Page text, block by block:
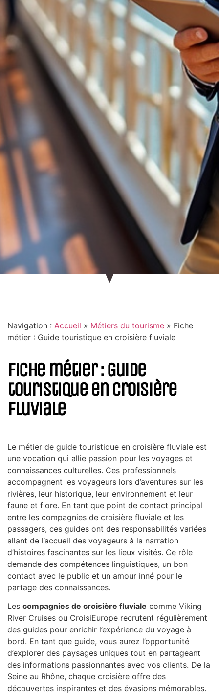
Navigation : Accueil » Métiers du tourisme » Fiche
métier : Guide touristique en croisière fluviale
Fiche métier : Guide
touristique en croisière
fluviale
Le métier de guide touristique en croisière fluviale est
une vocation qui allie passion pour les voyages et
connaissances culturelles. Ces professionnels
accompagnent les voyageurs lors d’aventures sur les
rivières, leur historique, leur environnement et leur
faune et flore. En tant que point de contact principal
entre les compagnies de croisière fluviale et les
passagers, ces guides ont des responsabilités variées
allant de l’accueil des voyageurs à la narration
d’histoires fascinantes sur les lieux visités. Ce rôle
demande des compétences linguistiques, un bon
contact avec le public et un amour inné pour le
partage des connaissances.
Les compagnies de croisière fluviale comme Viking
River Cruises ou CroisiEurope recrutent régulièrement
des guides pour enrichir l’expérience du voyage à
bord. En tant que guide, vous aurez l’opportunité
d’explorer des paysages uniques tout en partageant
des informations passionnantes avec vos clients. De la
Seine au Rhône, chaque croisière offre des
découvertes inspirantes et des évasions mémorables.